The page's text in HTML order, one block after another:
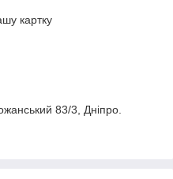
картку
83/3, Дніпро.